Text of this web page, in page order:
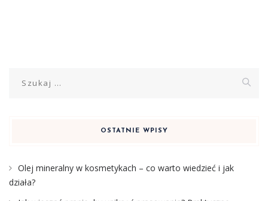
OSTATNIE WPISY
Olej mineralny w kosmetykach – co warto wiedzieć i jak
działa?